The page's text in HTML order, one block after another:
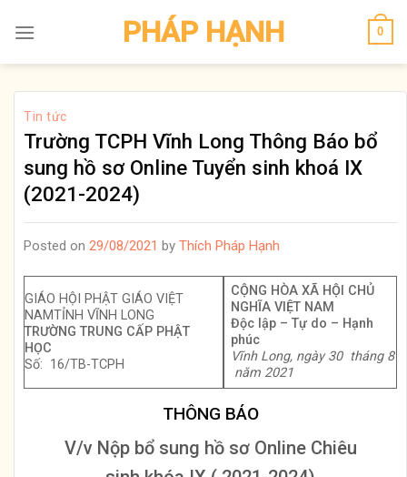
PHÁP HẠNH 0
Tin tức
Trường TCPH Vĩnh Long Thông Báo bổ
sung hồ sơ Online Tuyển sinh khoá IX
(2021-2024)
Posted on 29/08/2021 by Thích Pháp Hạnh
GIÁO HỘI PHẬT GIÁO VIỆT
NAMTỈNH VĨNH LONG
TRƯỜNG TRUNG CẤP PHẬT
HỌC
Số: 16/TB-TCPH
CỘNG HÒA XÃ HỘI CHỦ
NGHĨA VIỆT NAM
Độc lập – Tự do – Hạnh
phúc
Vĩnh Long, ngày 30 tháng 8
năm 2021
THÔNG BÁO
V/v Nộp bổ sung hồ sơ Online Chiêu